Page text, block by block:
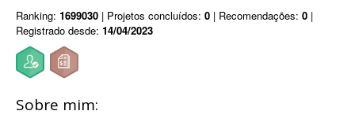
Ranking: 1699030 | Projetos concluídos: 0 | Recomendações: 0 |
Registrado desde: 14/04/2023
Sobre mim: